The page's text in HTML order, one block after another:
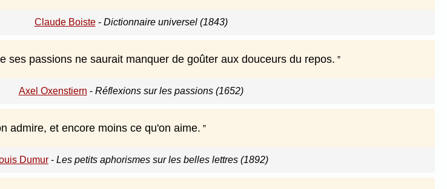
Claude Boiste- Dictionnaire universel (1843)
ses passions ne saurait manquer de goûter aux douceurs du repos.
Axel Oxenstiern - Réflexions sur les passions (1652)
admire, et encore moins ce qu'on aime.
Dumur - Les petits aphorismes sur les belles lettres (1892)